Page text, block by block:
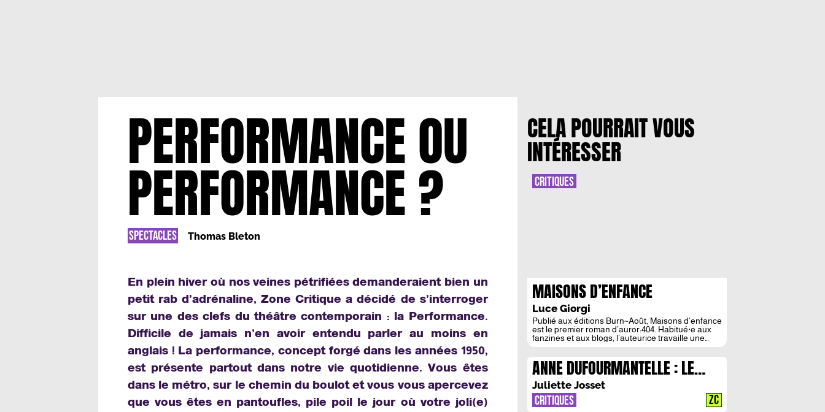
PERFORMANCE OU
PERFORMANCE ?
SPECTACLES Thomas Bleton
En plein hiver où nos veines pétrifiées demanderaient bien un
petit rab d’adrénaline, Zone Critique a décidé de s’interroger
sur une des clefs du théâtre contemporain : la Performance.
Difficile de jamais n’en avoir entendu parler au moins en
anglais ! La performance, concept forgé dans les années 1950,
est présente partout dans notre vie quotidienne. Vous êtes
dans le métro, sur le chemin du boulot et vous vous apercevez
que vous êtes en pantoufles, pile poil le jour où votre joli(e)
CELA POURRAIT VOUS
INTÉRESSER
MAISONS D’ENFANCE
D’AUROR:404 : CE QUI RESTE DU
CORPS
Luce Giorgi
Publié aux éditions Burn~Août, Maisons d’enfance
est le premier roman d’auror:404. Habitué·e aux
fanzines et aux blogs, l’auteurice travaille une
s’entremêlent dialogue et introspection, iel nous
invite à penser les rapports de domination qui
s’exercent dans les relations amoureuses, […]
CRITIQUES
ANNE DUFOURMANTELLE : LE
PARTI DU REVE
Juliette Josset
CRITIQUES ZC